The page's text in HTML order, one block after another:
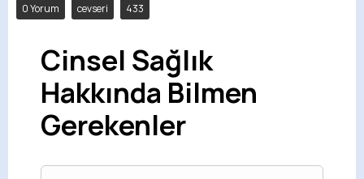
0 Yorum cevseri 433
Cinsel Sağlık
Hakkında Bilmen
Gerekenler